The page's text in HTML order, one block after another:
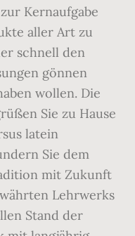
Kernaufgabe
aller Art zu
schnell den
gönnen
wollen. Die
Sie zu Hause
latein
Sie dem
mit Zukunft
Lehrwerks
Stand der